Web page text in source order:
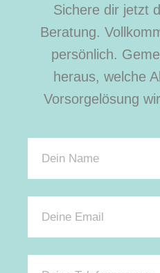
Sichere dir jetzt
Beratung.
persönlich.
heraus, welche
Vorsorgelösung